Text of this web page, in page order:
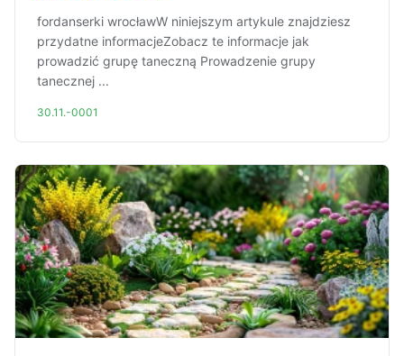
fordanserki wrocławW niniejszym artykule znajdziesz
przydatne informacjeZobacz te informacje jak
prowadzić grupę taneczną Prowadzenie grupy
tanecznej ...
30.11.-0001